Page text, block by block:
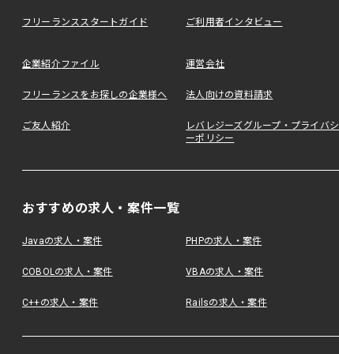
フリーランススタートガイド ご利用者インタビュー
企業紹介ファイル 運営会社
フリーランスをお探しの企業様へ 法人向けの資料請求
ご友人紹介
レバレジーズグループ・プライバシ
ーポリシー
おすすめの求人・案件一覧
Javaの求人・案件 PHPの求人・案件
COBOLの求人・案件 VBAの求人・案件
C++の求人・案件 Railsの求人・案件